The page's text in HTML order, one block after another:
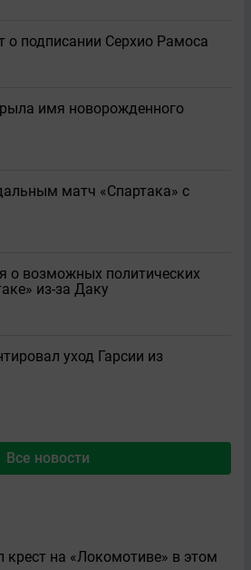
о подписании Серхио Рамоса
имя новорождeнного
матч «Спартака» с
о возможных политических
из-за Даку
уход Гарсии из
Все новости
крест на «Локомотиве» в этом